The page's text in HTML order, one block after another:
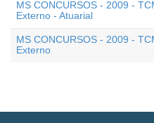
MS CONCURSOS - 2009 -
Externo - Atuarial
MS CONCURSOS - 2009 -
Externo